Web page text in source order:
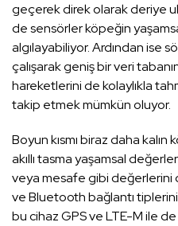
geçerek direk olarak deriye
de sensörler köpeğin
algılayabiliyor. Ardından ise
çalışarak geniş bir veri
hareketlerini de kolaylıkla
takip etmek mümkün oluyor.
Boyun kısmı biraz daha
akıllı tasma yaşamsal
veya mesafe gibi değerlerini
ve Bluetooth bağlantı
bu cihaz GPS ve LTE-M ile de